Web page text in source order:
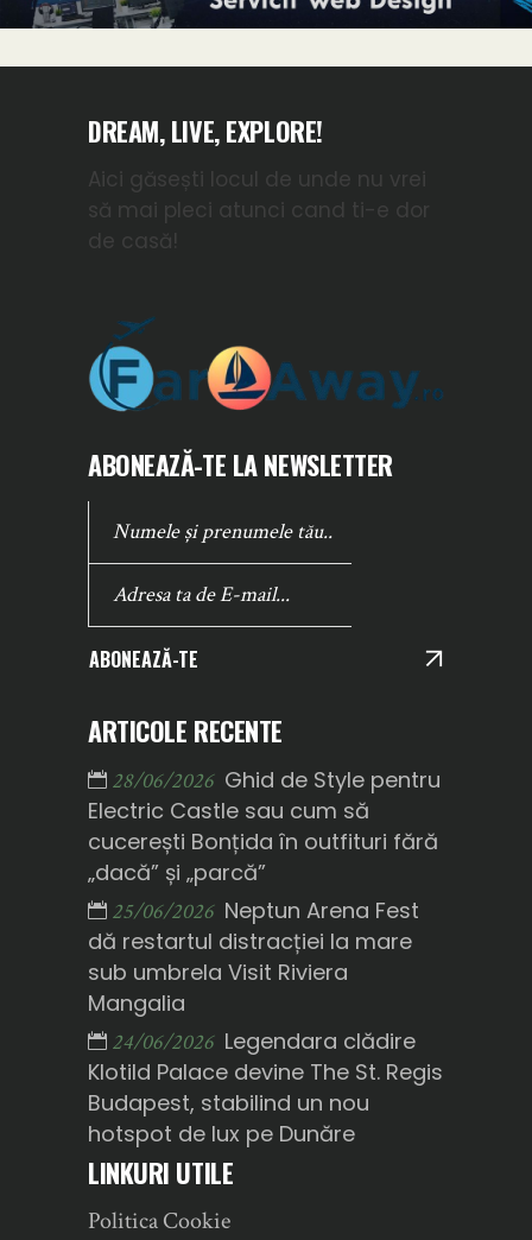
DREAM, LIVE, EXPLORE!
Aici găsești locul de unde nu vrei
să mai pleci atunci cand ti-e dor
de casă!
ABONEAZĂ-TE LA NEWSLETTER
ABONEAZĂ-TE
ARTICOLE RECENTE
28/06/2026 Ghid de Style pentru
Electric Castle sau cum să
cucerești Bonțida în outfituri fără
„dacă” și „parcă”
25/06/2026 Neptun Arena Fest
dă restartul distracției la mare
sub umbrela Visit Riviera
Mangalia
24/06/2026 Legendara clădire
Klotild Palace devine The St. Regis
Budapest, stabilind un nou
hotspot de lux pe Dunăre
LINKURI UTILE
Politica Cookie